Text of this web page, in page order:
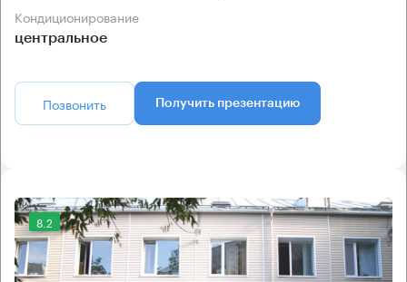
Кондиционирование
центральное
Позвонить Получить презентацию
8.2